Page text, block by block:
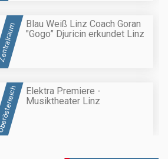
Blau Weiß Linz Coach Goran
"Gogo” Djuricin erkundet Linz
Elektra Premiere -
Musiktheater Linz